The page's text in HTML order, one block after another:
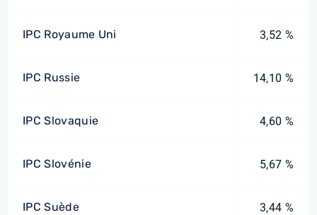
IPC Royaume Uni 3,52 %
IPC Russie 14,10 %
IPC Slovaquie 4,60 %
IPC Slovénie 5,67 %
IPC Suède 3,44 %